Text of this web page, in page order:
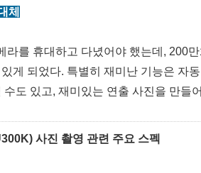
체
라를 휴대하고 다녔어야 했는데, 200
게 되었다. 특별히 재미난 기능은 자
수도 있고, 재미있는 연출 사진을 만들
사진 촬영 관련 주요 스펙